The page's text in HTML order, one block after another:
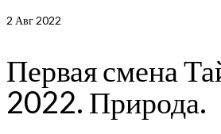
2 Авг 2022
Первая смена
2022. Природа.